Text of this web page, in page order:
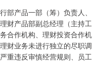
产品一部（筹）负责人、
财产品部副总经理（主持工
合作机构、理财投资合作机
财业务未进行独立的尽职调
重违反审慎经营规则、员工